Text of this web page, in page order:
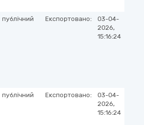
публічний Експортовано:
03-04-
2026,
15:16:24
публічний Експортовано:
03-04-
2026,
15:16:24